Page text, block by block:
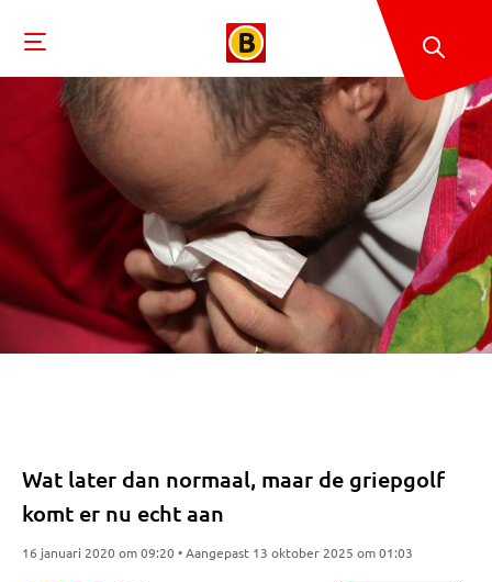
Wat later dan normaal, maar de griepgolf
komt er nu echt aan
16 januari 2020 om 09:20 • Aangepast 13 oktober 2025 om 01:03